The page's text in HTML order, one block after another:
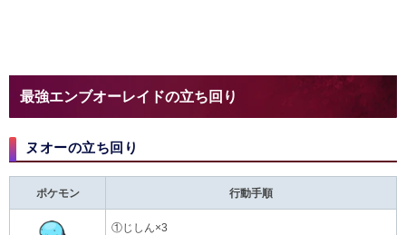
最強エンブオーレイドの立ち回り
ヌオーの立ち回り
ポケモン 行動手順
①じしん×3